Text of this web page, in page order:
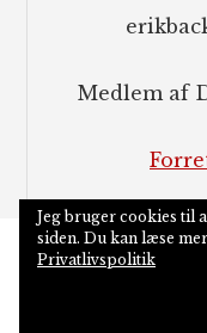
Medlem af
Jeg bruger cookies til
siden. Du kan læse
Privatlivspolitik